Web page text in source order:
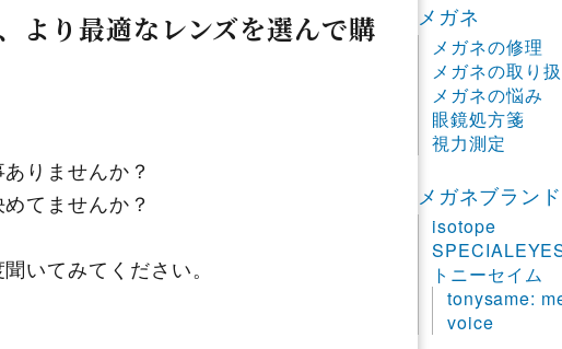
より最適なレンズを選んで購
りませんか？
てませんか？
いてみてください。
メガネ
メガネの修理
メガネの取り
メガネの悩み
眼鏡処方箋
視力測定
メガネブランド
isotope
トニーセイム
tonysame:
voice